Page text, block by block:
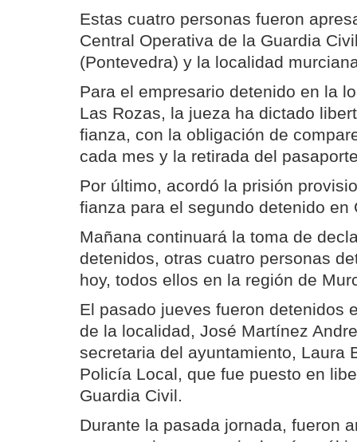
Estas cuatro personas fueron
Central Operativa de la Guardia
(Pontevedra) y la localidad
Para el empresario detenido en la
Las Rozas, la jueza ha dictado
fianza, con la obligación de
cada mes y la retirada del
Por último, acordó la prisión
fianza para el segundo detenido en
Mañana continuará la toma de
detenidos, otras cuatro personas
hoy, todos ellos en la región de
El pasado jueves fueron detenidos
de la localidad, José Martínez
secretaria del ayuntamiento, Laura
Policía Local, que fue puesto en
Guardia Civil.
Durante la pasada jornada, fueron